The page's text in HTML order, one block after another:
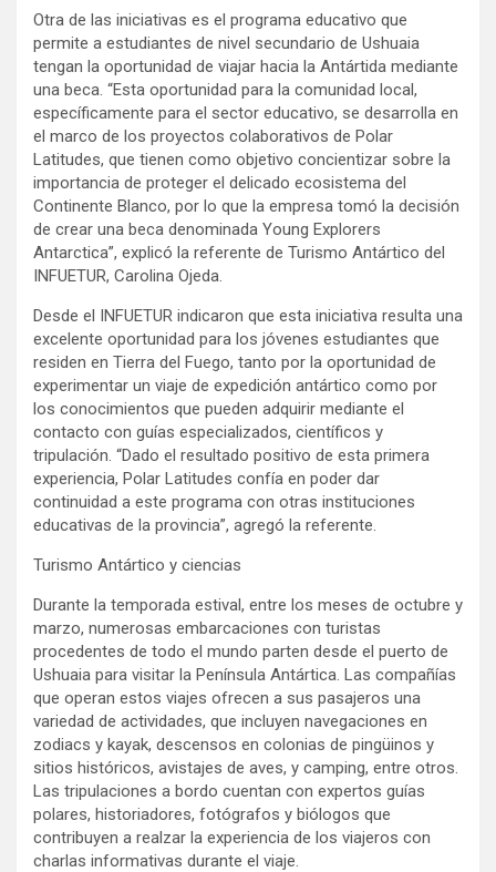
Otra de las iniciativas es el programa educativo que
permite a estudiantes de nivel secundario de Ushuaia
tengan la oportunidad de viajar hacia la Antártida mediante
una beca. “Esta oportunidad para la comunidad local,
específicamente para el sector educativo, se desarrolla en
el marco de los proyectos colaborativos de Polar
Latitudes, que tienen como objetivo concientizar sobre la
importancia de proteger el delicado ecosistema del
Continente Blanco, por lo que la empresa tomó la decisión
de crear una beca denominada Young Explorers
Antarctica”, explicó la referente de Turismo Antártico del
INFUETUR, Carolina Ojeda.
Desde el INFUETUR indicaron que esta iniciativa resulta una
excelente oportunidad para los jóvenes estudiantes que
residen en Tierra del Fuego, tanto por la oportunidad de
experimentar un viaje de expedición antártico como por
los conocimientos que pueden adquirir mediante el
contacto con guías especializados, científicos y
tripulación. “Dado el resultado positivo de esta primera
experiencia, Polar Latitudes confía en poder dar
continuidad a este programa con otras instituciones
educativas de la provincia”, agregó la referente.
Turismo Antártico y ciencias
Durante la temporada estival, entre los meses de octubre y
marzo, numerosas embarcaciones con turistas
procedentes de todo el mundo parten desde el puerto de
Ushuaia para visitar la Península Antártica. Las compañías
que operan estos viajes ofrecen a sus pasajeros una
variedad de actividades, que incluyen navegaciones en
zodiacs y kayak, descensos en colonias de pingüinos y
sitios históricos, avistajes de aves, y camping, entre otros.
Las tripulaciones a bordo cuentan con expertos guías
polares, historiadores, fotógrafos y biólogos que
contribuyen a realzar la experiencia de los viajeros con
charlas informativas durante el viaje.